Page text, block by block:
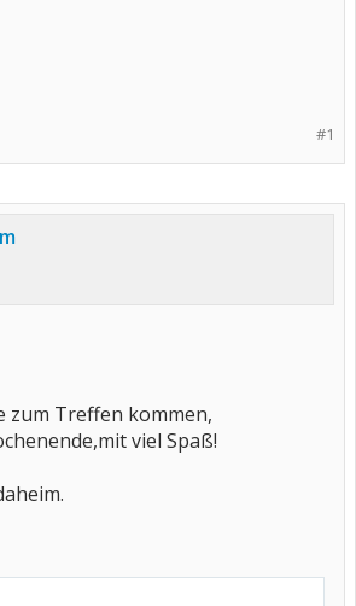
#1
zum Treffen kommen,
viel Spaß!